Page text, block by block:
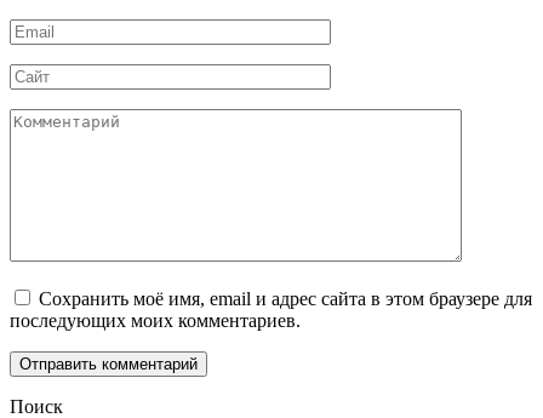
*
Email
*
Сайт
Комментарий
Сохранить моё имя, email и адрес сайта в этом браузере для
последующих моих комментариев.
Поиск